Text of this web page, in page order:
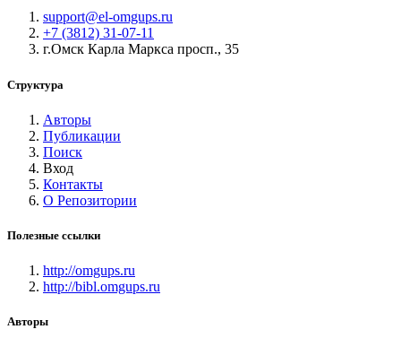
support@el-omgups.ru
+7 (3812) 31-07-11
г.Омск Карла Маркса просп., 35
Структура
Авторы
Публикации
Поиск
Вход
Контакты
О Репозитории
Полезные ссылки
http://omgups.ru
http://bibl.omgups.ru
Авторы